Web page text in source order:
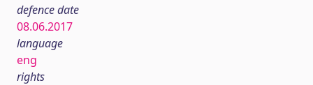
defence date
08.06.2017
language
eng
rights